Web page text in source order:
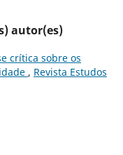
autor(es)
crítica sobre os
, Revista Estudos